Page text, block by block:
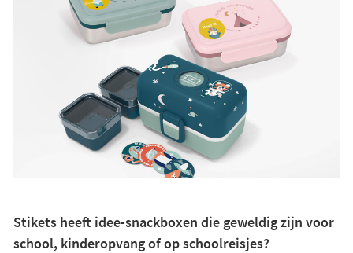
Stikets heeft idee-snackboxen die geweldig zijn voor
school, kinderopvang of op schoolreisjes?